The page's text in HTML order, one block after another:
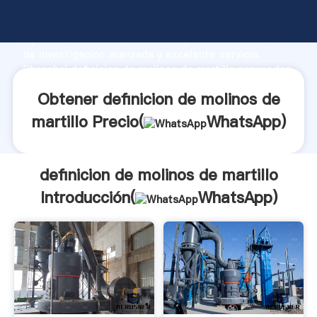
Agarrando fuerte capacidad de producción, fuerza
Shanghai definicion de molinos de martillo proveedor
Obtener definicion de molinos de
martillo Precio(
WhatsApp)
definicion de molinos de martillo
Introducción(
WhatsApp)